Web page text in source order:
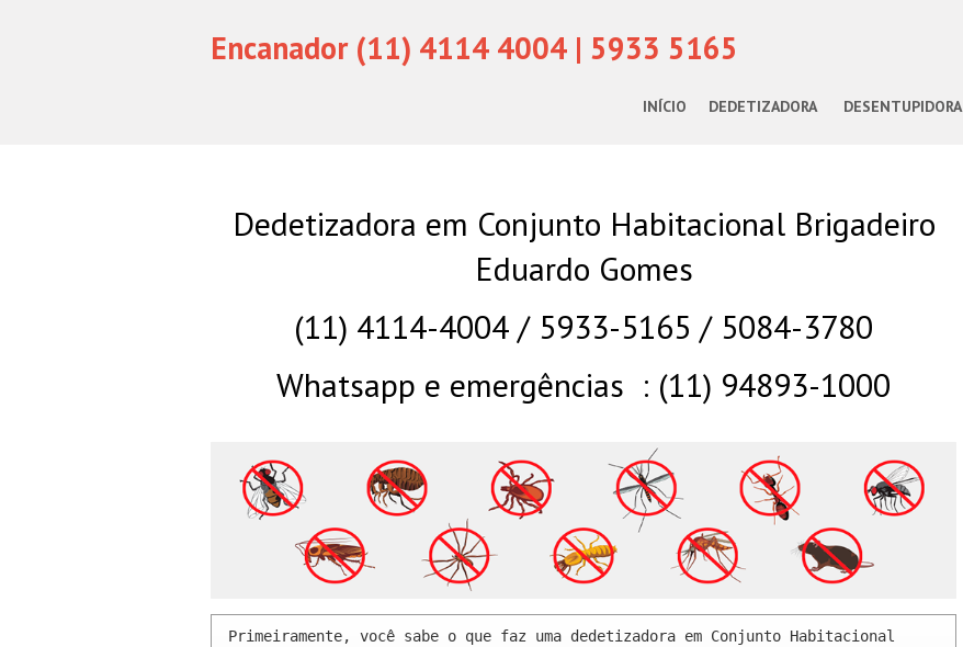
Encanador (11) 4114 4004 | 5933 5165
INÍCIO DEDETIZADORA DESENTUPIDORA
Dedetizadora em Conjunto Habitacional Brigadeiro
Eduardo Gomes
(11) 4114-4004 / 5933-5165 / 5084-3780
Whatsapp e emergências : (11) 94893-1000
Primeiramente, você sabe o que faz uma dedetizadora em Conjunto Habitacional